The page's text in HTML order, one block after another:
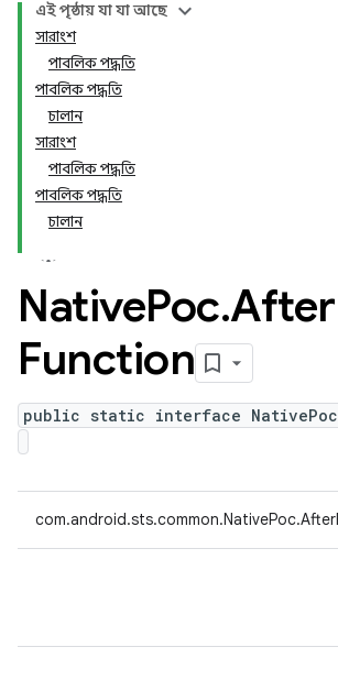
এই পৃষ্ঠায় যা যা আছে
সারাংশ
পাবলিক পদ্ধতি
পাবলিক পদ্ধতি
চালান
সারাংশ
পাবলিক পদ্ধতি
পাবলিক পদ্ধতি
চালান
NativePoc.After
Function
public static interface